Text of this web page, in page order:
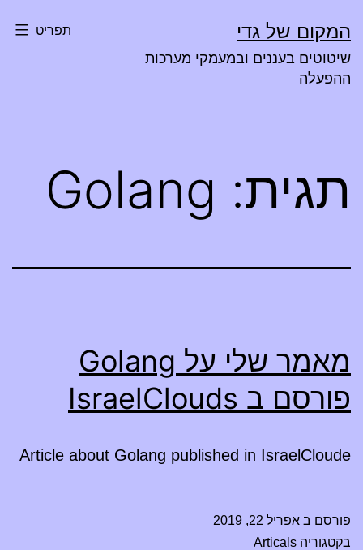
לתוכן
המקום של גדי
שיטוטים בעננים ובמעמקי מערכות
ההפעלה
תפריט
תגית: Golang
מאמר שלי על Golang
פורסם ב IsraelClouds
Article about Golang published in IsraelCloude
פורסם ב אפריל 22, 2019
בקטגוריה Articals